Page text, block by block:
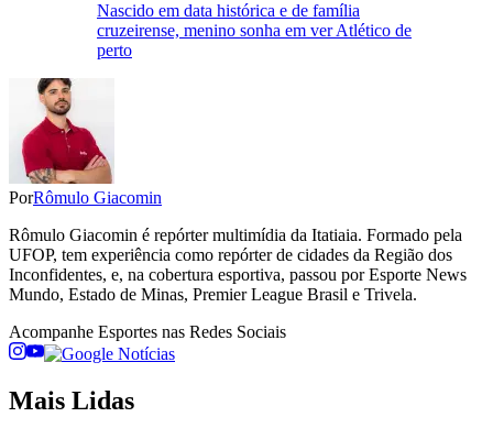
Nascido em data histórica e de família
cruzeirense, menino sonha em ver Atlético de
perto
PorRômulo Giacomin
Rômulo Giacomin é repórter multimídia da Itatiaia. Formado pela
UFOP, tem experiência como repórter de cidades da Região dos
Inconfidentes, e, na cobertura esportiva, passou por Esporte News
Mundo, Estado de Minas, Premier League Brasil e Trivela.
Acompanhe Esportes nas Redes Sociais
Mais Lidas